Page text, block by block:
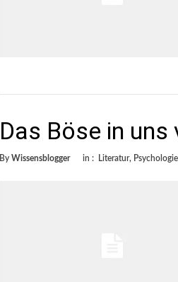
Das Böse in
By Wissensblogger in : Literatur, Psychologie